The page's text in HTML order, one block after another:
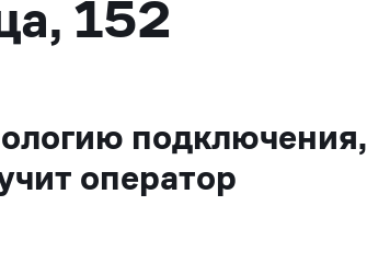
152
подключения,
оператор